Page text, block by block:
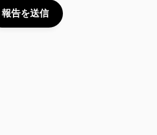
報告を送信